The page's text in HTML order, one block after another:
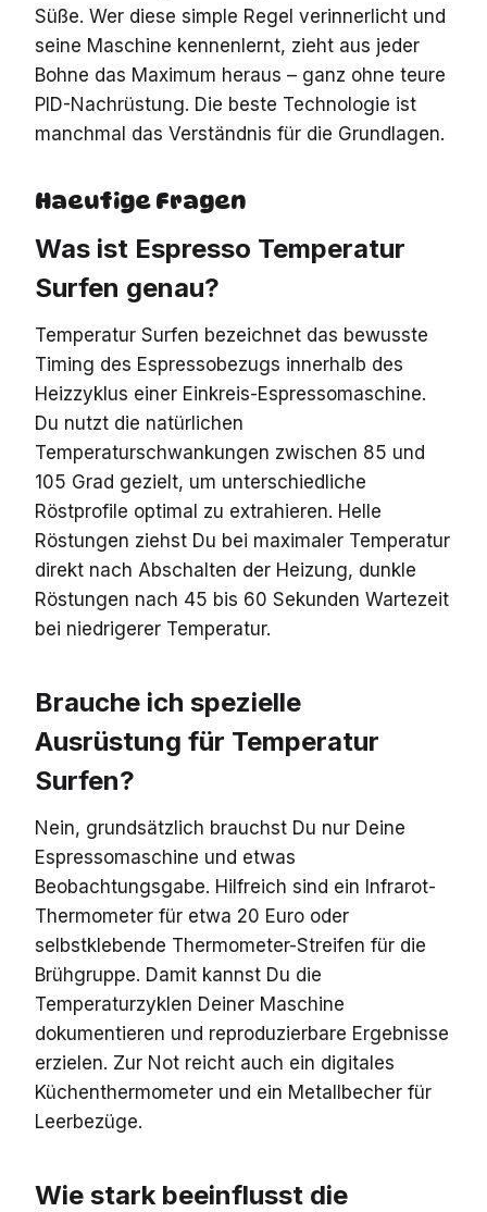
Süße. Wer diese simple Regel verinnerlicht und
seine Maschine kennenlernt, zieht aus jeder
Bohne das Maximum heraus – ganz ohne teure
PID-Nachrüstung. Die beste Technologie ist
manchmal das Verständnis für die Grundlagen.
Haeufige Fragen
Was ist Espresso Temperatur
Surfen genau?
Temperatur Surfen bezeichnet das bewusste
Timing des Espressobezugs innerhalb des
Heizzyklus einer Einkreis-Espressomaschine.
Du nutzt die natürlichen
Temperaturschwankungen zwischen 85 und
105 Grad gezielt, um unterschiedliche
Röstprofile optimal zu extrahieren. Helle
Röstungen ziehst Du bei maximaler Temperatur
direkt nach Abschalten der Heizung, dunkle
Röstungen nach 45 bis 60 Sekunden Wartezeit
bei niedrigerer Temperatur.
Brauche ich spezielle
Ausrüstung für Temperatur
Surfen?
Nein, grundsätzlich brauchst Du nur Deine
Espressomaschine und etwas
Beobachtungsgabe. Hilfreich sind ein Infrarot-
Thermometer für etwa 20 Euro oder
selbstklebende Thermometer-Streifen für die
Brühgruppe. Damit kannst Du die
Temperaturzyklen Deiner Maschine
dokumentieren und reproduzierbare Ergebnisse
erzielen. Zur Not reicht auch ein digitales
Küchenthermometer und ein Metallbecher für
Leerbezüge.
Wie stark beeinflusst die